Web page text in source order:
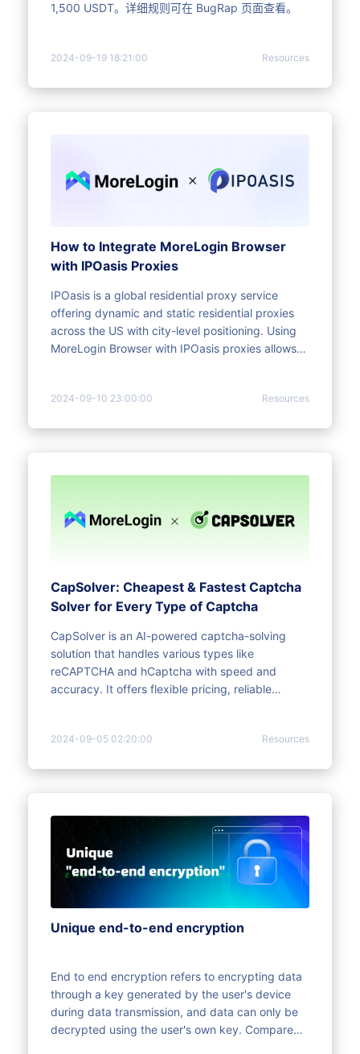
1,500 USDT。详细规则可在 BugRap 页面查看。
2024-09-19 18:21:00 Resources
How to Integrate MoreLogin Browser
with IPOasis Proxies
IPOasis is a global residential proxy service
offering dynamic and static residential proxies
across the US with city-level positioning. Using
MoreLogin Browser with IPOasis proxies allows
2024-09-10 23:00:00 Resources
CapSolver: Cheapest & Fastest Captcha
Solver for Every Type of Captcha
CapSolver is an AI-powered captcha-solving
solution that handles various types like
reCAPTCHA and hCaptcha with speed and
accuracy. It offers flexible pricing, reliable
integrate with APIs, and users can earn rewards
2024-09-05 02:20:00 Resources
Unique end-to-end encryption
End to end encryption refers to encrypting data
through a key generated by the user's device
during data transmission, and data can only be
decrypted using the user's own key. Compared